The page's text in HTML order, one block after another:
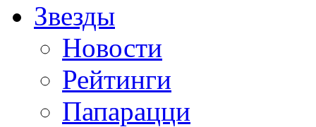
Звезды
Новости
Рейтинги
Папарацци